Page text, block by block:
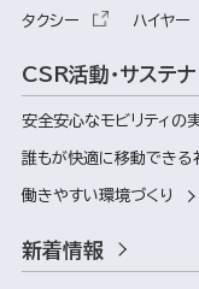
タクシー ハイヤー
CSR活動・サステナ
安全安心なモビリティの
誰もが快適に移動できる
働きやすい環境づくり
新着情報